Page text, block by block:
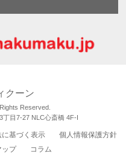
クーン
Reserved.
丁目7-27 NLC心斎橋 4F-I
基づく表示
個人情報保護方針
ップ コラム